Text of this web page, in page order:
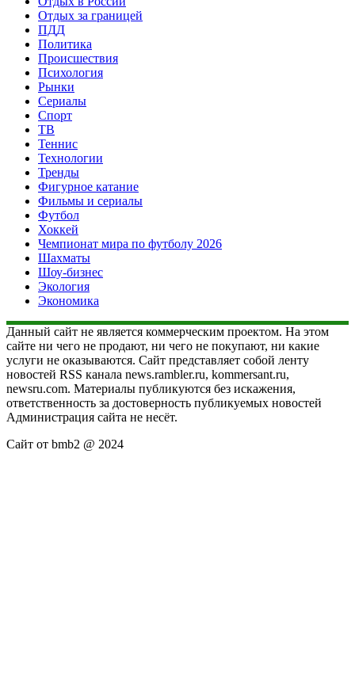
Отдых за границей
ПДД
Политика
Происшествия
Психология
Рынки
Сериалы
Спорт
ТВ
Теннис
Технологии
Тренды
Фигурное катание
Фильмы и сериалы
Футбол
Хоккей
Чемпионат мира по футболу 2026
Шахматы
Шоу-бизнес
Экология
Экономика
Данный сайт не является коммерческим проектом. На этом
сайте ни чего не продают, ни чего не покупают, ни какие
услуги не оказываются. Сайт представляет собой ленту
новостей RSS канала news.rambler.ru, kommersant.ru,
newsru.com. Материалы публикуются без искажения,
ответственность за достоверность публикуемых новостей
Администрация сайта не несёт.
Сайт от bmb2 @ 2024